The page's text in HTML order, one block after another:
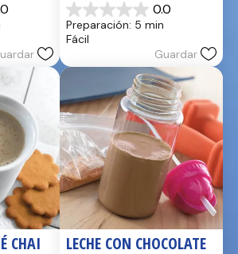
0.0
0.0
de
5
Preparación: 5 min
Fácil
Guardar
CHAI
LECHE CON CHOCOLATE